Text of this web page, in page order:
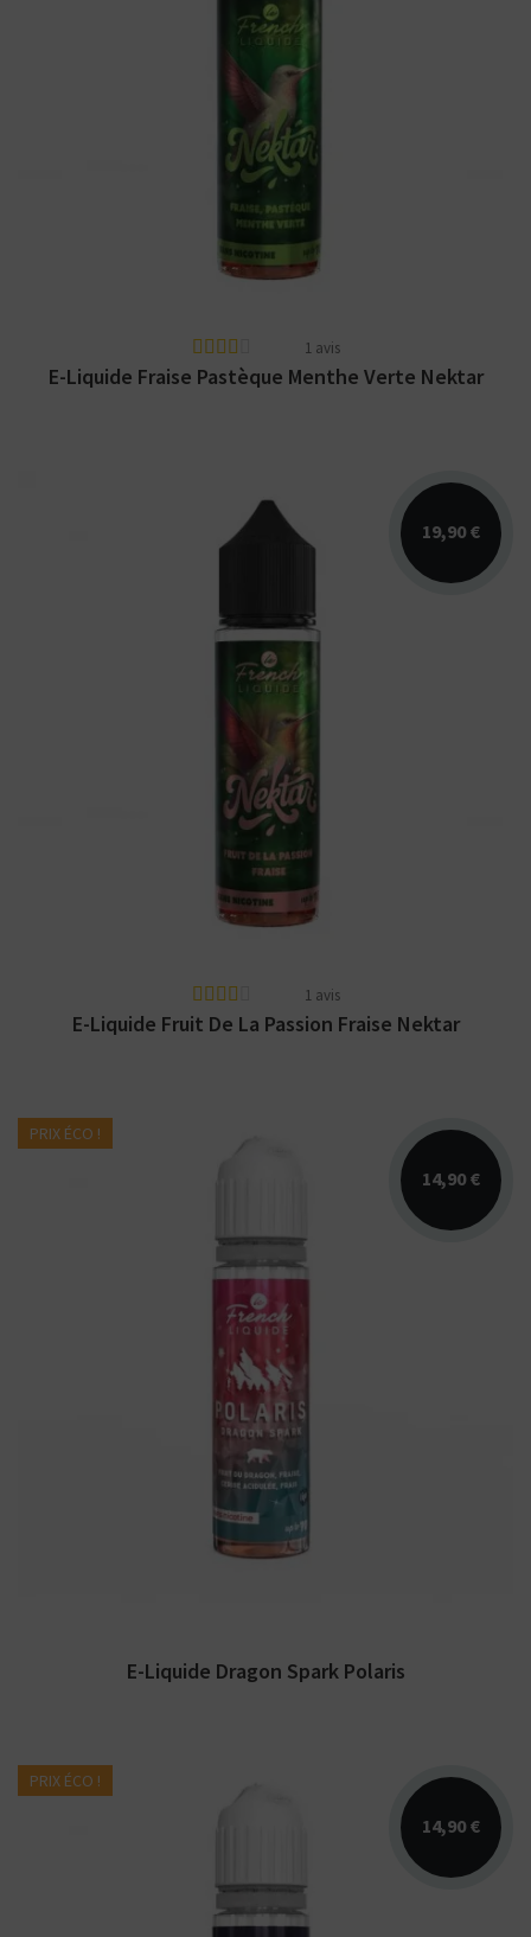
Arômes : fraise, pastèque, menthe verte. E-
liquide Nektar Le French Liquide. Disponible
1 avis
E-Liquide Fraise Pastèque Menthe Verte Nektar
19,90 €
Arômes : fruit de la passion, fraise. E-liquide
Nektar Le French Liquide. Disponible en 50
1 avis
E-Liquide Fruit De La Passion Fraise Nektar
PRIX ÉCO !
14,90 €
Arômes : fraise, cerise, fruit du
dragon, fraicheur. E-liquide Polaris Le French
E-Liquide Dragon Spark Polaris
PRIX ÉCO !
14,90 €